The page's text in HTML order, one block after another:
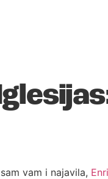
vam i najavila,